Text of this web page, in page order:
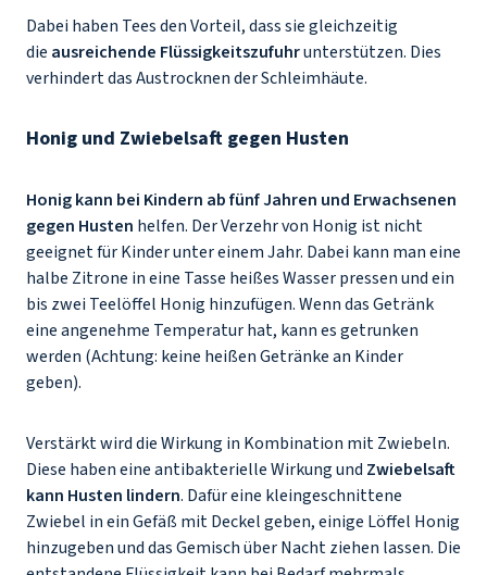
Dabei haben Tees den Vorteil, dass sie gleichzeitig
die ausreichende Flüssigkeitszufuhrunterstützen. Dies
verhindert das Austrocknen der Schleimhäute.
Honig und Zwiebelsaft gegen Husten
Honig kann bei Kindern ab fünf Jahren und Erwachsenen
gegen Husten helfen. Der Verzehr von Honig ist nicht
geeignet für Kinder unter einem Jahr. Dabei kann man eine
halbe Zitrone in eine Tasse heißes Wasser pressen und ein
bis zwei Teelöffel Honig hinzufügen. Wenn das Getränk
eine angenehme Temperatur hat, kann es getrunken
werden (Achtung: keine heißen Getränke an Kinder
geben).
Verstärkt wird die Wirkung in Kombination mit Zwiebeln.
Diese haben eine antibakterielle Wirkung und Zwiebelsaft
kann Husten lindern. Dafür eine kleingeschnittene
Zwiebel in ein Gefäß mit Deckel geben, einige Löffel Honig
hinzugeben und das Gemisch über Nacht ziehen lassen. Die